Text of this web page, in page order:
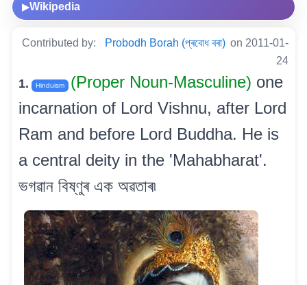
▶Wikipedia
Contributed by: Probodh Borah (প্ৰবোধ বৰা) on 2011-01-
24
1. Hinduism (Proper Noun-Masculine) one
incarnation of Lord Vishnu, after Lord
Ram and before Lord Buddha. He is
a central deity in the 'Mahabharat'.
ভগৱান বিষ্ণুৰ এক অৱতাৰ৷